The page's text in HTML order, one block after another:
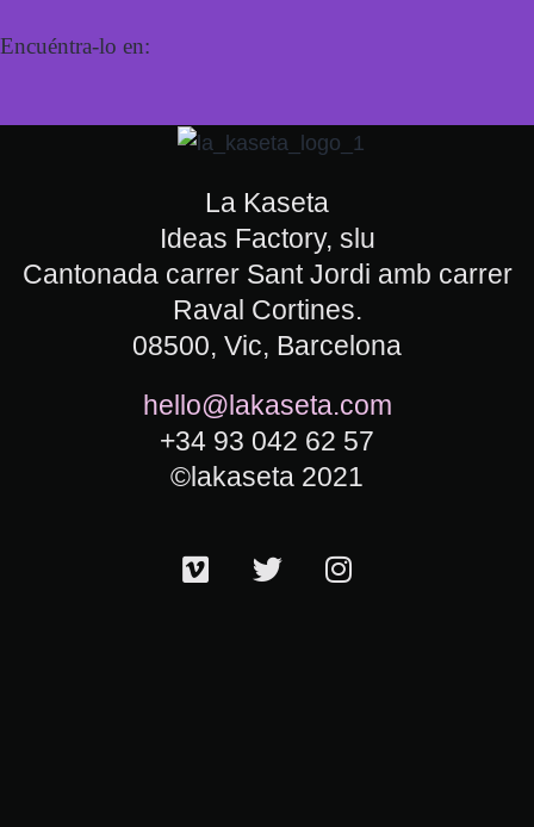
Encuéntra-lo en:
La Kaseta
Ideas Factory, slu
Cantonada carrer Sant Jordi amb carrer
Raval Cortines.
08500, Vic, Barcelona
hello@lakaseta.com
+34 93 042 62 57
©lakaseta 2021